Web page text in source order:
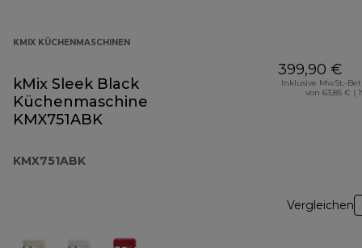
KMIX KÜCHENMASCHINEN
kMix Sleek Black
Küchenmaschine
KMX751ABK
KMX751ABK
399,90 €
Inklusive MwSt.-
von 63,85 € (
Vergleichen